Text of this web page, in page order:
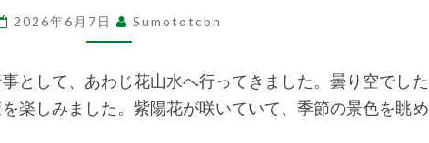
ば
な
苑
『あ
わ
2026年6月7日 Sumototcbn
として、あわじ花山水へ行ってきました。曇り空でした
楽しみました。紫陽花が咲いていて、季節の景色を眺め